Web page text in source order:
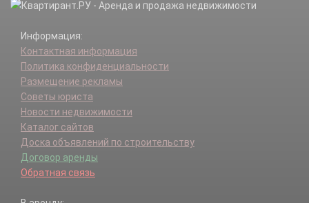
Шахово д.
Информация:
Контактная информация
Политика конфиденциальности
Размещение рекламы
Советы юриста
Новости недвижимости
Каталог сайтов
Доска объявлений по строительству
Договор аренды
Обратная связь